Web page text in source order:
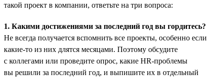
такой проект в компании, ответьте на три вопроса:
1. Какими достижениями за последний год вы гордитесь?
Не всегда получается вспомнить все проекты, особенно если
какие-то из них длятся месяцами. Поэтому обсудите
с коллегами или проведите опрос, какие HR-проблемы
вы решили за последний год, и выпишите их в отдельный